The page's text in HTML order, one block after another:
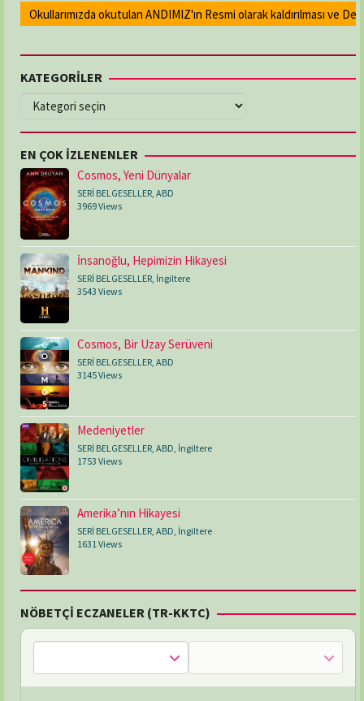
Okullarımızda okutulan ANDIMIZ'ın Resmi olarak kaldırılması ve
KATEGORİLER
KATEGORİLER
EN ÇOK İZLENENLER
Cosmos, Yeni Dünyalar
SERİ BELGESELLER, ABD
3969 Views
İnsanoğlu, Hepimizin Hikayesi
SERİ BELGESELLER, İngiltere
3543 Views
Cosmos, Bir Uzay Serüveni
SERİ BELGESELLER ABD
3145 Views
Medeniyetler
SERİ BELGESELLER ABD İngiltere
1753 Views
Amerika’nın Hikayesi
SERİ BELGESELLER ABD İngiltere
1631 Views
NÖBETÇİ ECZANELER (TR-KKTC)